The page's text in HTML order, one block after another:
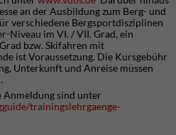
an der Ausbildung zum Berg- und
verschiedene Bergsportdisziplinen
Niveau im VI. / VII. Grad, ein
bzw. Skifahren mit
ist Voraussetzung. Die Kursgebühr
Unterkunft und Anreise müssen
sind unter
trainingslehrgaenge-